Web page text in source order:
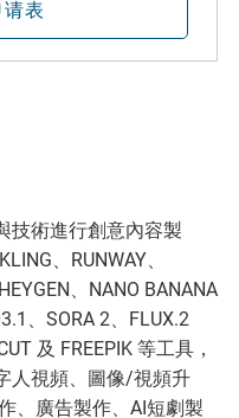
技術進行創意內容製
、RUNWAY、
、NANO BANANA
、SORA 2、FLUX.2
及 FREEPIK 等工具，
人視頻、圖像/視頻升
、廣告製作、AI短劇製
表